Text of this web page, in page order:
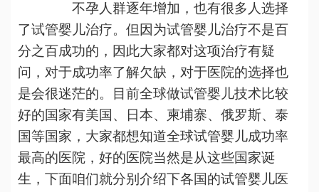
不孕人群逐年增加，也有很多人选择
了试管婴儿治疗。但因为试管婴儿治疗不是百
分之百成功的，因此大家都对这项治疗有疑
问，对于成功率了解欠缺，对于医院的选择也
是会很迷茫的。目前全球做试管婴儿技术比较
好的国家有美国、日本、柬埔寨、俄罗斯、泰
国等国家，大家都想知道全球试管婴儿成功率
最高的医院，好的医院当然是从这些国家诞
生，下面咱们就分别介绍下各国的试管婴儿医